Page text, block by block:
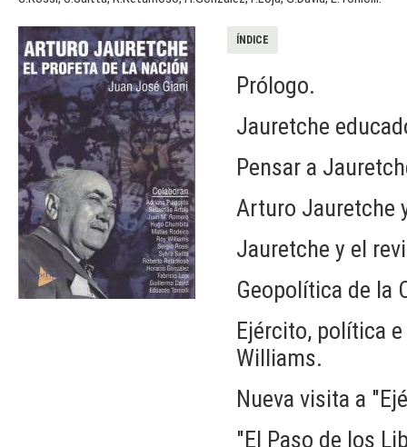
ÍNDICE
Prólogo.
Jauretche
Pensar a
Arturo Jauretche
Jauretche y el
Geopolítica de la
Ejército, política
Williams.
Nueva visita a
"El Paso de los